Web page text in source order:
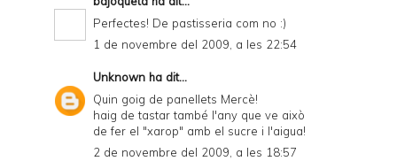
Perfectes! De pastisseria com no :)
1 de novembre del 2009, a les 22:54
Unknown ha dit...
Quin goig de panellets Mercè!
haig de tastar també l'any que ve això
de fer el "xarop" amb el sucre i l'aigua!
2 de novembre del 2009, a les 18:57